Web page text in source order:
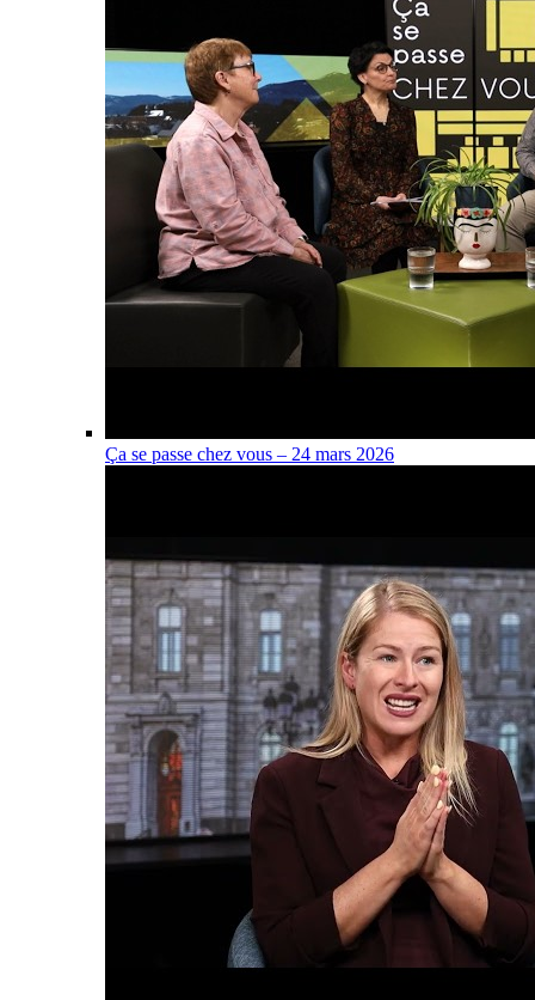
Ça se passe chez vous – 24 mars 2026